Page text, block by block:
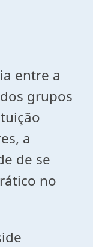
entre a
grupos
a
de se
no